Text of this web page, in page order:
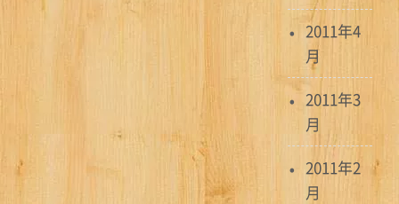
2011年4
月
2011年3
月
2011年2
月